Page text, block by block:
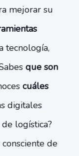
mejorar su
tecnología,
que son
cuáles
digitales
logística?
consciente de